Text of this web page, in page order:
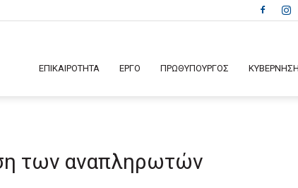
ΕΠΙΚΑΙΡΟΤΗΤΑ ΕΡΓΟ ΠΡΩΘΥΠΟΥΡΓΟΣ ΚΥΒΕΡΝΗΣΗ
των αναπληρωτών